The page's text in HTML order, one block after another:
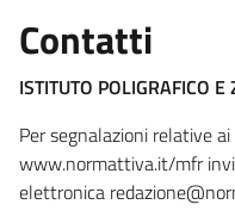
Contatti
ISTITUTO POLIGRAFICO
Per segnalazioni relative
www.normattiva.it/mfr
elettronica redazione@nor